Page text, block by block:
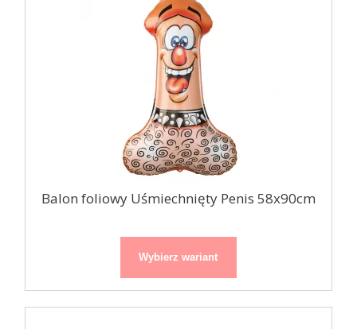
Balon foliowy Uśmiechnięty Penis 58x90cm
Wybierz wariant